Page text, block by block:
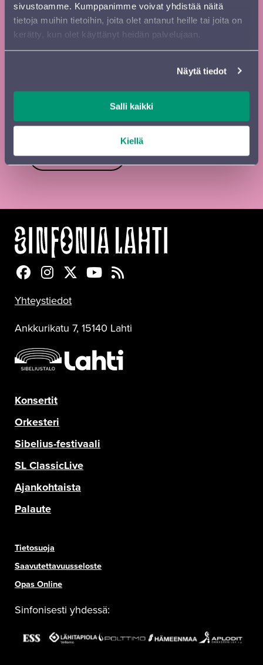
sivustoamme. Kumppanimme voivat yhdistää näitä
tietoja muihin tietoihin, joita olet antanut heille tai joita on
kerätty, kun olet käyttänyt heidän palvelujaan.
Näytä tiedot
Salli kaikki
Kiellä
Kadunnimi, postinumero ja paikkakunta
Digiesite
esite
Lähetä
Sinfonia Lahti Facebookissa
Sinfonia Lahti Instagramissa
Sinfonia Lahti Twitterissä
Sinfonia Lahti YouTubessa
Sinfonia Lahti RSS-feed
Yhteystiedot
Ankkurikatu 7, 15140 Lahti
Konsertit
Orkesteri
Sibelius-festivaali
SL ClassicLive
Ajankohtaista
Palaute
Tietosuoja
Saavutettavuusseloste
Opas Online
Sinfonisesti yhdessä: